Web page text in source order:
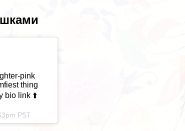
pink
thing
bio link ⬆️
PST